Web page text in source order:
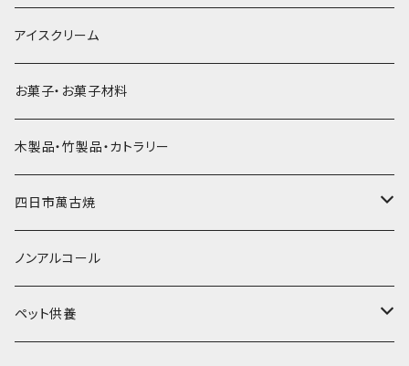
氷アイテム
無添加瓶シロップ
発泡スチロールプリント柄
プラスチック・スプーン
プラスチック・スプーンストロー
コンデンスミルク・練乳・あんこ
かき氷セット
その他かき氷用品
ドライアイス8ｋｇ
ドライアイス10ｋｇ
ドライアイス15ｋｇ
ドライアイス20ｋｇ
ドライアイス25ｋｇ
タンブラー
かき氷器
パスタ・スパゲッティ
惣菜
アイスクリーム
お菓子・お菓子材料
木製品・竹製品・カトラリー
四日市萬古焼
土鍋・土釜
一般土鍋
皿・椀・丼・小物
ノンアルコール
ペット供養